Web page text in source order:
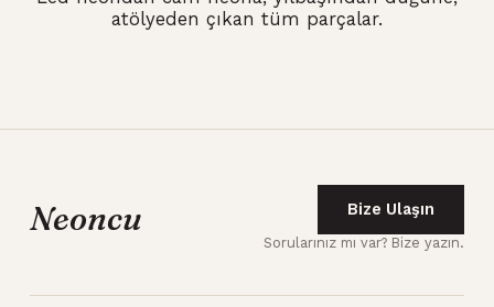
atölyeden çıkan tüm parçalar.
Neoncu Bize Ulaşın
Sorularınız mı var? Bize yazın.